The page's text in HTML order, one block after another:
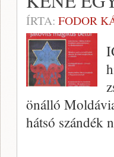
ÍRTA: FODOR
önálló
hátsó szándék